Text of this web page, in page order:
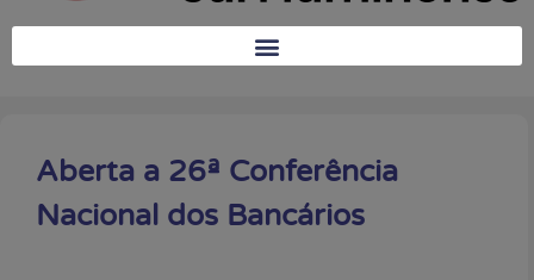
Aberta a 26ª Conferência
Nacional dos Bancários